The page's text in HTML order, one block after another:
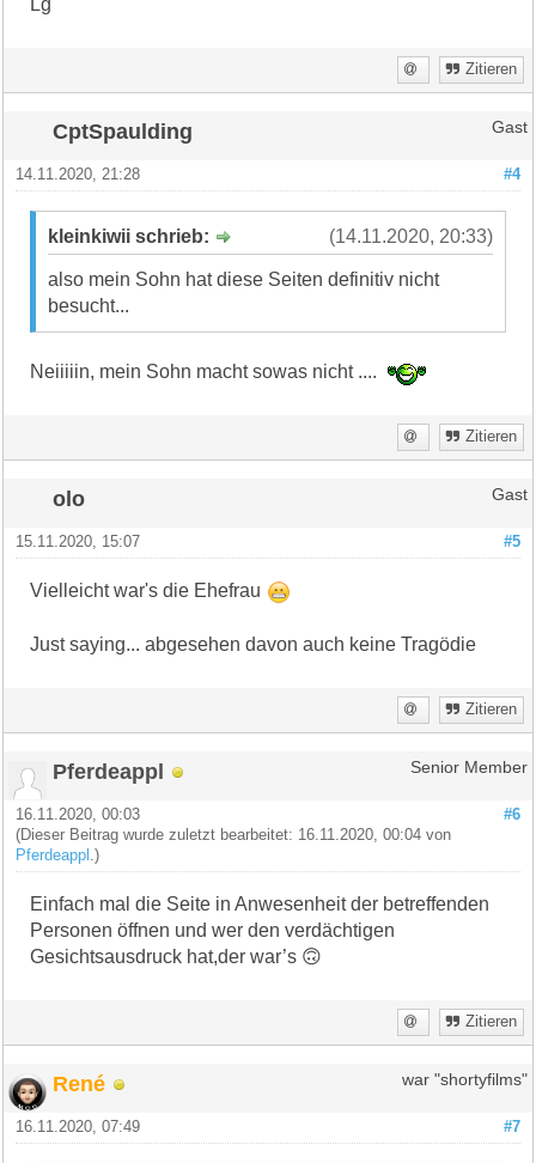
Zitieren
CptSpaulding Gast
#4
14.11.2020, 21:28
(14.11.2020, 20:33)
kleinkiwii schrieb:
also mein Sohn hat diese Seiten definitiv nicht
besucht...
Neiiiiin, mein Sohn macht sowas nicht ....
Zitieren
olo Gast
#5
15.11.2020, 15:07
Vielleicht war's die Ehefrau
Just saying... abgesehen davon auch keine Tragödie
Zitieren
Pferdeappl Senior Member
#6
16.11.2020, 00:03
(Dieser Beitrag wurde zuletzt bearbeitet: 16.11.2020, 00:04 von
Pferdeappl .)
Einfach mal die Seite in Anwesenheit der betreffenden
Personen öffnen und wer den verdächtigen
Gesichtsausdruck hat,der war’s 🙃
Zitieren
René war "shortyfilms"
#7
16.11.2020, 07:49